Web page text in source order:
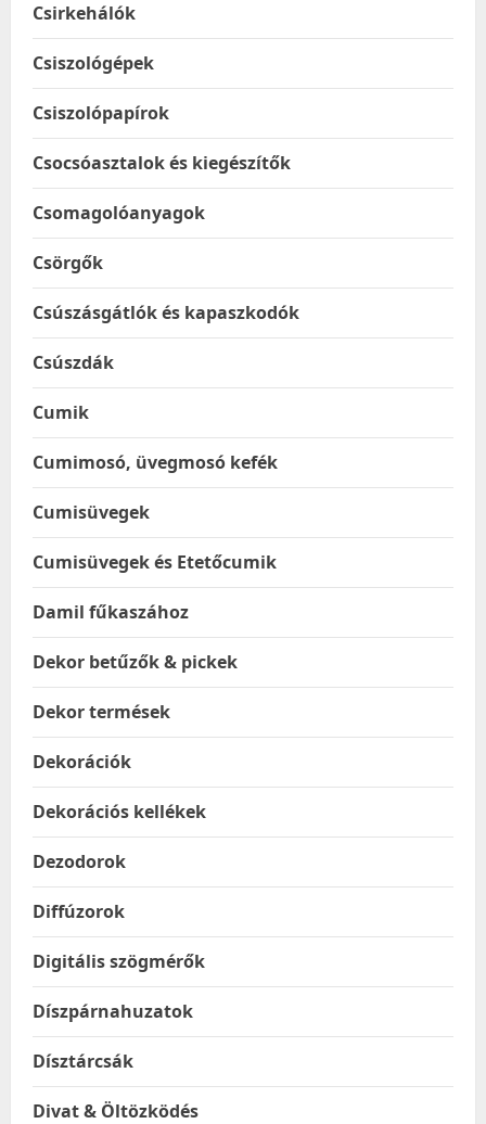
Csirkehálók
Csiszológépek
Csiszolópapírok
Csocsóasztalok és kiegészítők
Csomagolóanyagok
Csörgők
Csúszásgátlók és kapaszkodók
Csúszdák
Cumik
Cumimosó, üvegmosó kefék
Cumisüvegek
Cumisüvegek és Etetőcumik
Damil fűkaszához
Dekor betűzők & pickek
Dekor termések
Dekorációk
Dekorációs kellékek
Dezodorok
Diffúzorok
Digitális szögmérők
Díszpárnahuzatok
Dísztárcsák
Divat & Öltözködés